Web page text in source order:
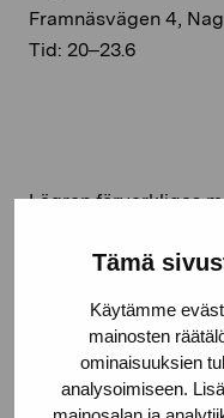
Tämä
Käytämme
mainosten
ominaisuuksien
analysoimiseen.
Framnäsvägen 4,
Tid: 20–23.6
Lägren förverkligas